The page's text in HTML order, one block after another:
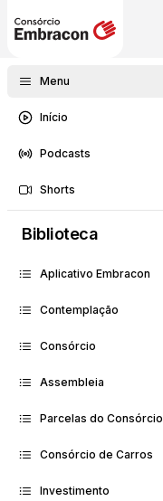
Menu
Início
Podcasts
Shorts
Biblioteca
Aplicativo Embracon
Contemplação
Consórcio
Assembleia
Parcelas do Consórcio
Consórcio de Carros
Investimento